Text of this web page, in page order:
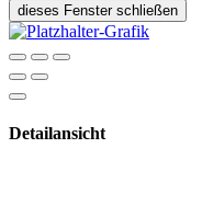
dieses Fenster schließen
Detailansicht